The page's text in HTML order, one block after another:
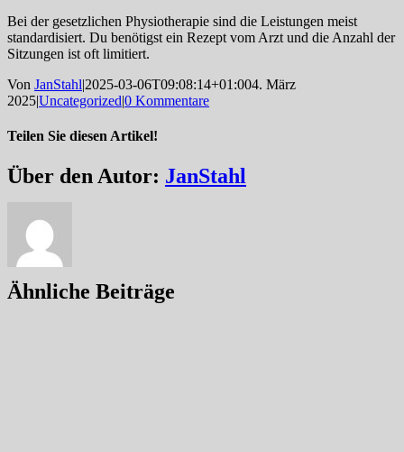
Bei der gesetzlichen Physiotherapie sind die Leistungen meist
standardisiert. Du benötigst ein Rezept vom Arzt und die Anzahl der
Sitzungen ist oft limitiert.
Von JanStahl|2025-03-06T09:08:14+01:004. März
2025|Uncategorized|0 Kommentare
Teilen Sie diesen Artikel!
Facebook
Twitter
Reddit
LinkedIn
WhatsApp
Tumblr
Pinterest
Vk
Xing
E-
Mail
Über den Autor: JanStahl
Ähnliche Beiträge